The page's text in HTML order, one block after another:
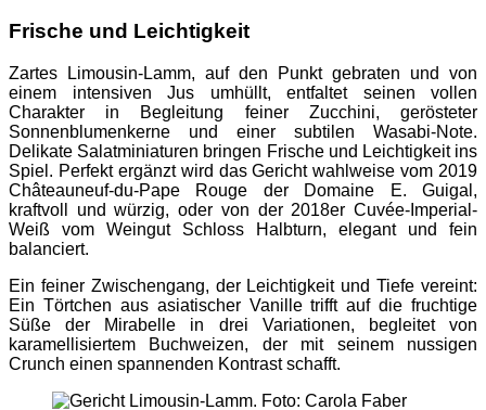
Frische und Leichtigkeit
Zartes Limousin-Lamm, auf den Punkt gebraten und von
einem intensiven Jus umhüllt, entfaltet seinen vollen
Charakter in Begleitung feiner Zucchini, gerösteter
Sonnenblumenkerne und einer subtilen Wasabi-Note.
Delikate Salatminiaturen bringen Frische und Leichtigkeit ins
Spiel. Perfekt ergänzt wird das Gericht wahlweise vom 2019
Châteauneuf-du-Pape Rouge der Domaine E. Guigal,
kraftvoll und würzig, oder von der 2018er Cuvée-Imperial-
Weiß vom Weingut Schloss Halbturn, elegant und fein
balanciert.
Ein feiner Zwischengang, der Leichtigkeit und Tiefe vereint:
Ein Törtchen aus asiatischer Vanille trifft auf die fruchtige
Süße der Mirabelle in drei Variationen, begleitet von
karamellisiertem Buchweizen, der mit seinem nussigen
Crunch einen spannenden Kontrast schafft.